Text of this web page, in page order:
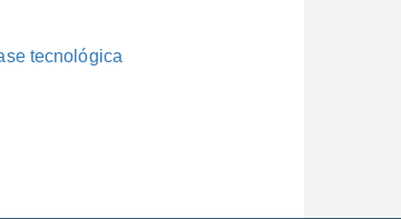
tecnológica